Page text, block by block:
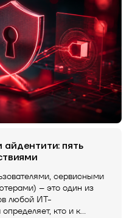
айдентити: пять
сервисными
– это один из
любой ИТ-
кто и к…